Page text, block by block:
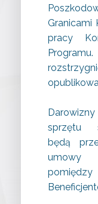
Granicami
pracy
sprzętu
będą
umowy